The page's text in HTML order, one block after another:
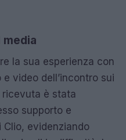
la sua esperienza con
video dell’incontro sui
ricevuta è stata
supporto e
evidenziando